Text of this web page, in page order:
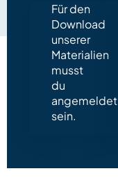
Für den
Download
unserer
Materialien
musst
du
angemeldet
sein.